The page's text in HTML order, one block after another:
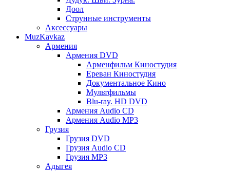
Доол
Струнные инструменты
Аксессуары
MuzKavkaz
Армения
Армения DVD
Арменфильм Киностудия
Ереван Киностудия
Документальное Кино
Мультфильмы
Blu-ray. HD DVD
Армения Audio CD
Армения Audio MP3
Грузия
Грузия DVD
Грузия Audio CD
Грузия MP3
Адыгея